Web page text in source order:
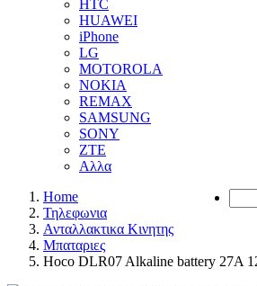
HTC
HUAWEI
iPhone
LG
MOTOROLA
NOKIA
REMAX
SAMSUNG
SONY
ZTE
Αλλα
Home
Τηλεφωνια
Ανταλλακτικα Κινητης
Μπαταριες
Hoco DLR07 Alkaline battery 27A